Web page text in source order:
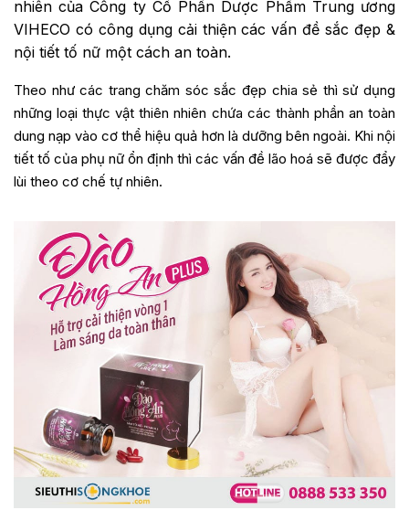
nhiên của Công ty Cổ Phần Dược Phẩm Trung ương
VIHECO có công dụng cải thiện các vấn đề sắc đẹp &
nội tiết tố nữ một cách an toàn.
Theo như các trang chăm sóc sắc đẹp chia sẻ thì sử dụng
những loại thực vật thiên nhiên chứa các thành phần an toàn
dung nạp vào cơ thể hiệu quả hơn là dưỡng bên ngoài. Khi nội
tiết tố của phụ nữ ổn định thì các vấn đề lão hoá sẽ được đẩy
lùi theo cơ chế tự nhiên.